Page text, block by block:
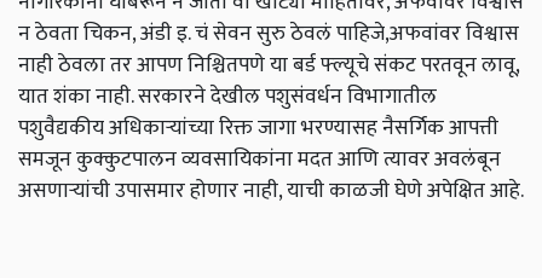
न ठेवता चिकन, अंडी इ. चं सेवन सुरु ठेवलं पाहिजे,अफवांवर विश्वास
नाही ठेवला तर आपण निश्चितपणे या बर्ड फ्ल्यूचे संकट परतवून लावू,
यात शंका नाही. सरकारने देखील पशुसंवर्धन विभागातील
पशुवैद्यकीय अधिकाऱ्यांच्या रिक्त जागा भरण्यासह नैसर्गिक आपत्ती
समजून कुक्कुटपालन व्यवसायिकांना मदत आणि त्यावर अवलंबून
असणाऱ्यांची उपासमार होणार नाही, याची काळजी घेणे अपेक्षित आहे.